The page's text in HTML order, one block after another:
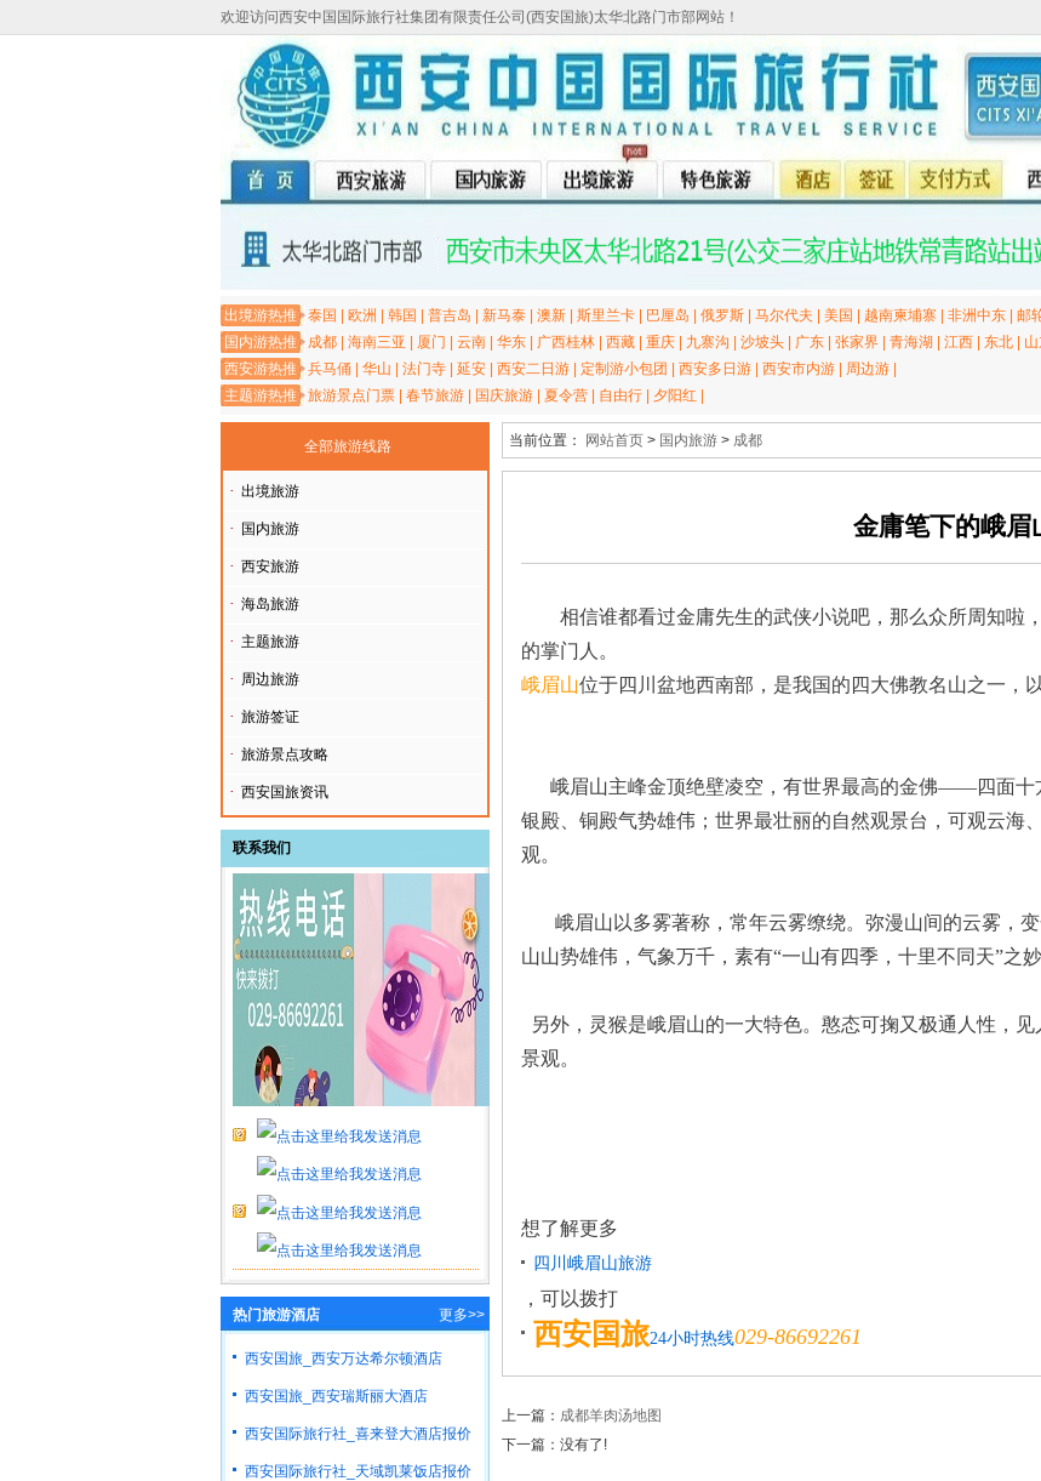
欢迎访问西安中国国际旅行社集团有限责任公司(西安国旅)太华北路门市部网站！
出境游热推泰国 欧洲 韩国 普吉岛 新马泰 澳新 斯里兰卡 巴厘岛 俄罗斯 马尔代夫 美国 越南柬埔寨 非洲中东 邮
国内游热推 成都 海南三亚 厦门 云南 华东 广西桂林 西藏 重庆 九寨沟 沙坡头 广东 张家界 青海湖 江西 东北
西安游热推兵马俑 华山 法门寺 延安 西安二日游 定制游小包团 西安多日游 西安市内游 周边游
主题游热推旅游景点门票 春节旅游 国庆旅游 夏令营 自由行 夕阳红
全部旅游线路
· 出境旅游
· 国内旅游
· 西安旅游
· 海岛旅游
· 主题旅游
· 周边旅游
· 旅游签证
· 旅游景点攻略
· 西安国旅资讯
联系我们
热门旅游酒店 更多>>
西安国旅_西安万达希尔顿酒店
西安国旅_西安瑞斯丽大酒店
西安国际旅行社_喜来登大酒店报价
西安国际旅行社_天域凯莱饭店报价
当前位置： 网站首页 > 国内旅游 > 成都
金庸笔下的峨眉
的掌门人。
峨眉山位于四川盆地西南部，是我国的四大佛教名山之一，
银殿、铜殿气势雄伟；世界最壮丽的自然观景台，可观云海
观。
山山势雄伟，气象万千，素有“一山有四季，十里不同天”之妙
另外，灵猴是峨眉山的一大特色。憨态可掬又极通人性，
景观。
想了解更多
四川峨眉山旅游
，可以拨打
西安国旅24小时热线029-86692261
上一篇： 成都羊肉汤地图
下一篇：没有了!